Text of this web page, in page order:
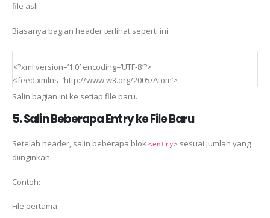
file asli.
Biasanya bagian header terlihat seperti ini:
<?xml version=’1.0′ encoding=’UTF-8′?>
<feed xmlns=’http://www.w3.org/2005/Atom’>
Salin bagian ini ke setiap file baru.
5. Salin Beberapa Entry ke File Baru
Setelah header, salin beberapa blok <entry> sesuai jumlah yang
diinginkan.
Contoh:
File pertama: